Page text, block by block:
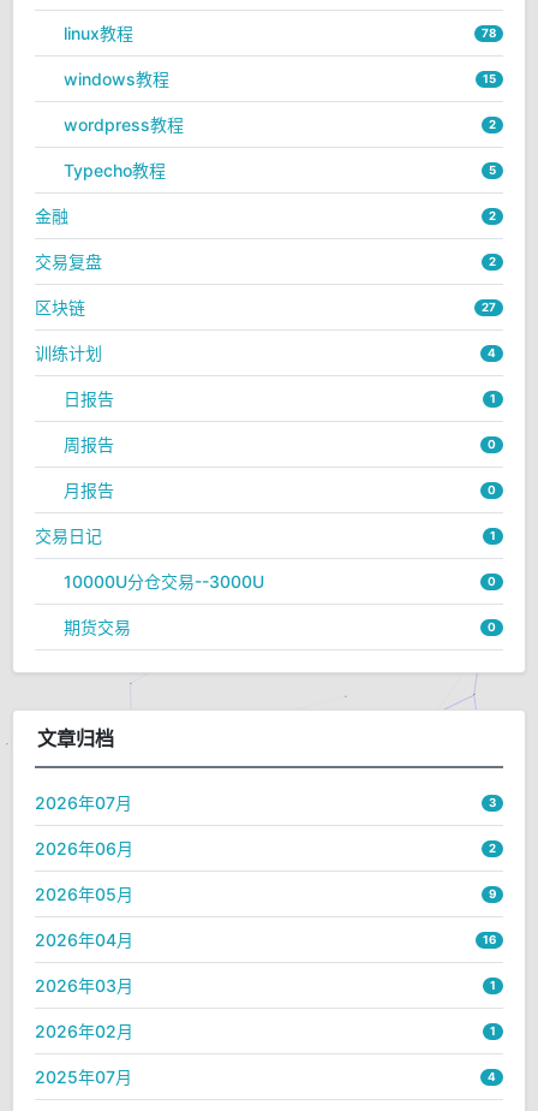
linux教程 78
windows教程 15
wordpress教程 2
Typecho教程 5
金融 2
交易复盘 2
区块链 27
训练计划 4
日报告 1
周报告 0
月报告 0
交易日记 1
10000U分仓交易--3000U 0
期货交易 0
文章归档
2026年07月 3
2026年06月 2
2026年05月 9
2026年04月 16
2026年03月 1
2026年02月 1
2025年07月 4